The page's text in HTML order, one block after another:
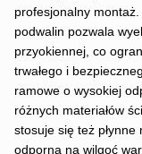
profesjonalny
podwalin pozwala
przyokiennej, co
trwałego i
ramowe o wysokiej
różnych materiałów
stosuje się też płynne
odporną na wilgoć